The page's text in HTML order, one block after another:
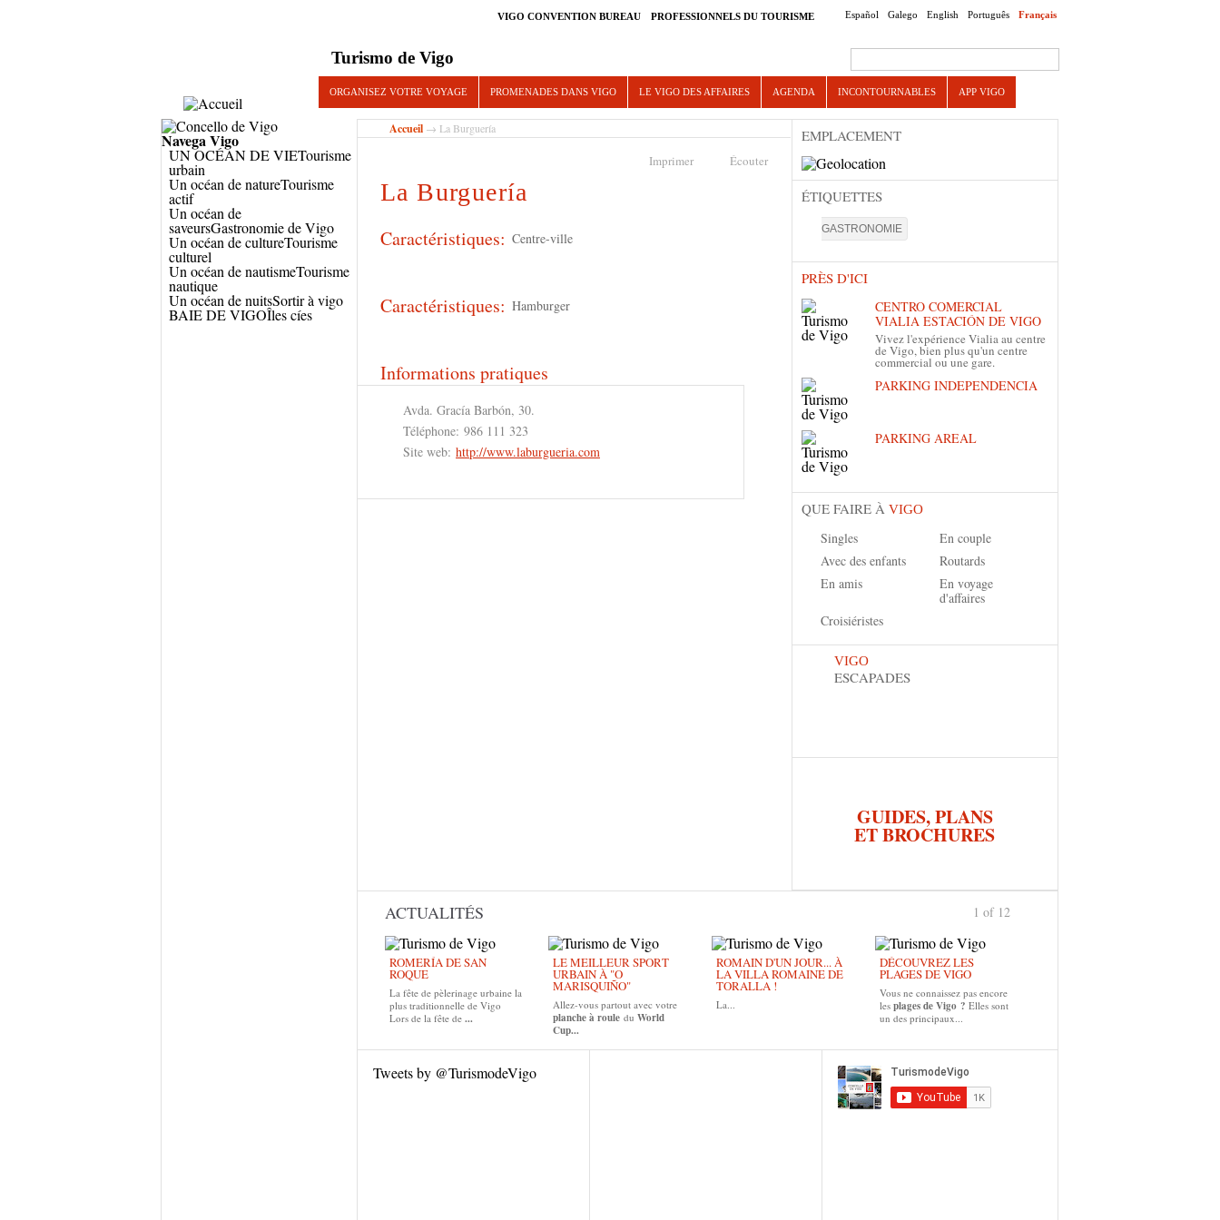
Español Galego English Português Français
VIGO CONVENTION BUREAU PROFESSIONNELS DU TOURISME
Turismo de Vigo
ORGANISEZ VOTRE VOYAGE PROMENADES DANS VIGO LE VIGO DES AFFAIRES AGENDA INCONTOURNABLES APP VIGO
NavegaVigo
UN OCÉAN DE VIETourisme
urbain
Un océan de natureTourisme
actif
Un océan de
saveursGastronomie de Vigo
Un océan de cultureTourisme
culturel
Un océan de nautismeTourisme
nautique
Un océan de nuitsSortir à vigo
BAIE DE VIGOÎles cíes
Accueil → La Burguería
Imprimer Écouter
La Burguería
Caractéristiques: Centre-ville
Caractéristiques: Hamburger
Informations pratiques
Avda. Gracía Barbón, 30.
Téléphone: 986 111 323
Site web: http://www.laburgueria.com
EMPLACEMENT
ÉTIQUETTES
GASTRONOMIE
PRÈS D'ICI
CENTRO COMERCIAL
VIALIA ESTACIÓN DE VIGO
Vivez l'expérience Vialia au centre
de Vigo, bien plus qu'un centre
commercial ou une gare.
PARKING INDEPENDENCIA
PARKING AREAL
QUE FAIRE À VIGO
Singles
En couple
Avec des enfants
Routards
En amis
En voyage
d'affaires
Croisiéristes
VIGO
ESCAPADES
GUIDES, PLANS
ET BROCHURES
ACTUALITÉS
ROMERÍA DE SAN
ROQUE
La fête de pèlerinage urbaine la
plus traditionnelle de Vigo
Lors de la fête de ...
LE MEILLEUR SPORT
URBAIN À "O
MARISQUIÑO"
Allez-vous partout avec votre
planche à roule du World
Cup...
ROMAIN D'UN JOUR... À
LA VILLA ROMAINE DE
TORALLA !
La...
DÉCOUVREZ LES
PLAGES DE VIGO
Vous ne connaissez pas encore
les plages de Vigo ? Elles sont
un des principaux...
1 of 12
Tweets by @TurismodeVigo